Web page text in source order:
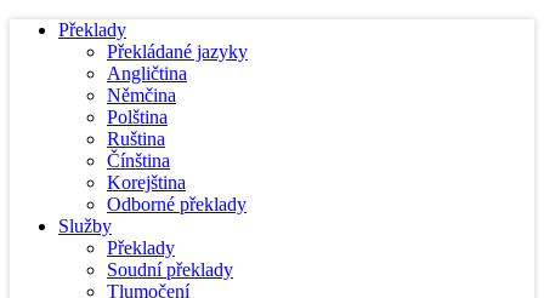
Překlady
Překládané jazyky
Angličtina
Němčina
Polština
Ruština
Čínština
Korejština
Odborné překlady
Služby
Překlady
Soudní překlady
Tlumočení